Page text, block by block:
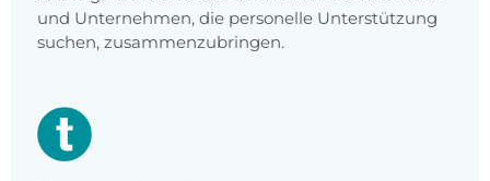
und Unternehmen, die personelle Unterstützung
suchen, zusammenzubringen.